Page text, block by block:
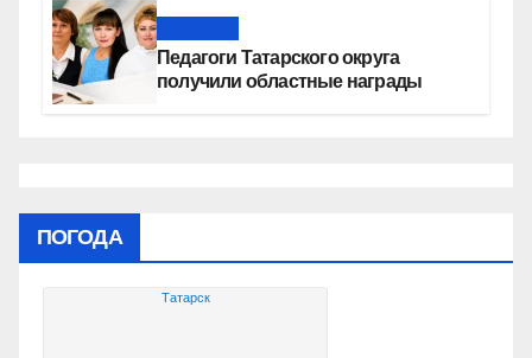
Педагоги Татарского округа
получили областные награды
ПОГОДА
Татарск